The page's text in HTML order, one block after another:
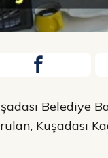
Belediye
Kuşadası